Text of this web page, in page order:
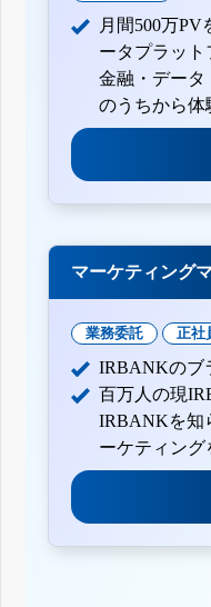
月間500万
ータプラット
金融・データ
のうちから体
マーケティング
業務委託 正社
IRBANKのブ
百万人の現
IRBANKを知
ーケティング